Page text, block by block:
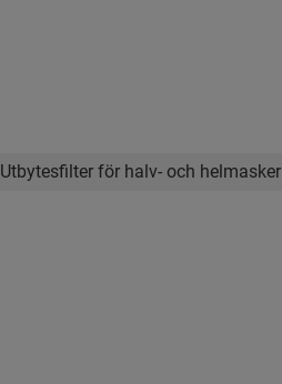
Utbytesfilter för halv- och helmasker